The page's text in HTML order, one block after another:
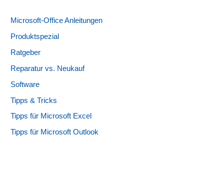
Microsoft-Office Anleitungen
Produktspezial
Ratgeber
Reparatur vs. Neukauf
Software
Tipps & Tricks
Tipps für Microsoft Excel
Tipps für Microsoft Outlook